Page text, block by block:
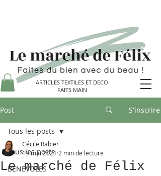
ARTICLES TEXTILES ET DECO
FAITS MAIN
Post S'inscrire
Tous les posts
BENEVOLES
Tous les posts
Le marché de Félix
Cécile Rabier
19 mai 2021 2 min de lecture